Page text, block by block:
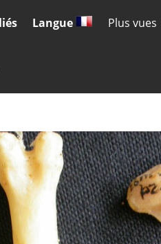
Langue Plus vues